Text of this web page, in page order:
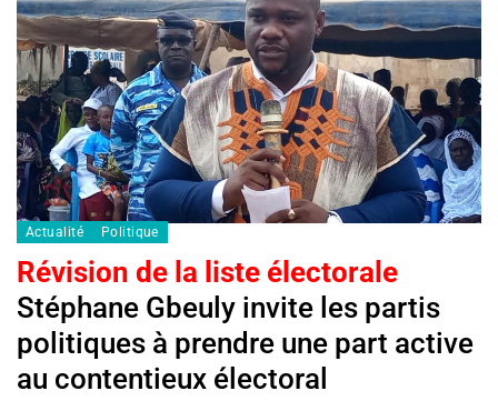
Actualité Politique
Révision de la liste électorale
Stéphane Gbeuly invite les partis
politiques à prendre une part active
au contentieux électoral